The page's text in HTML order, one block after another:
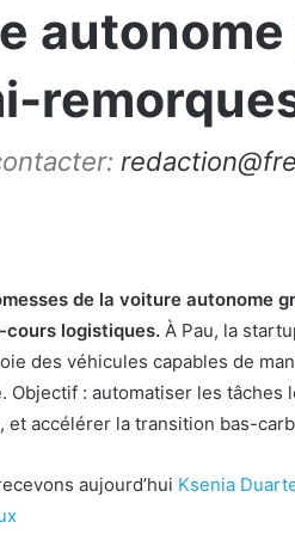
de la voiture autonome
cours logistiques. À Pau, la
des véhicules capables de
Objectif : automatiser les
et accélérer la transition bas-
aujourd’hui Ksenia